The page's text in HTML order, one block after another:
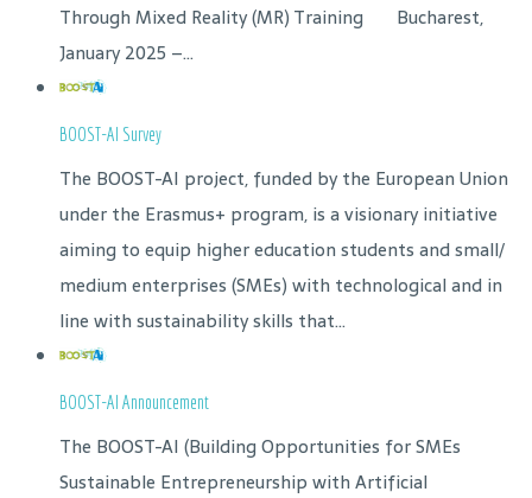
Through Mixed Reality (MR) Training Bucharest,
January 2025 –...
BOOST-AI Survey
The BOOST-AI project, funded by the European Union
under the Erasmus+ program, is a visionary initiative
aiming to equip higher education students and small/
medium enterprises (SMEs) with technological and in
line with sustainability skills that...
BOOST-AI Announcement
The BOOST-AI (Building Opportunities for SMEs
Sustainable Entrepreneurship with Artificial